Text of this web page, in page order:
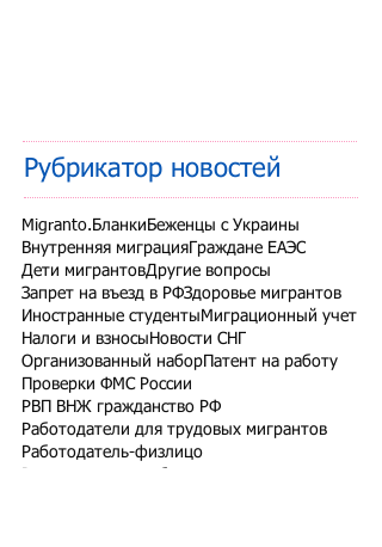
Рубрикатор новостей
Migranto.Бланки Беженцы с Украины
Внутренняя миграция Граждане ЕАЭС
Дети мигрантовДругие вопросы
Запрет на въезд в РФЗдоровье мигрантов
Иностранные студенты Миграционный учет
Налоги и взносы Новости СНГ
Организованный набор Патент на работу
Проверки ФМС России
РВП ВНЖ гражданство РФ
Работодатели для трудовых мигрантов
Работодатель-физлицо